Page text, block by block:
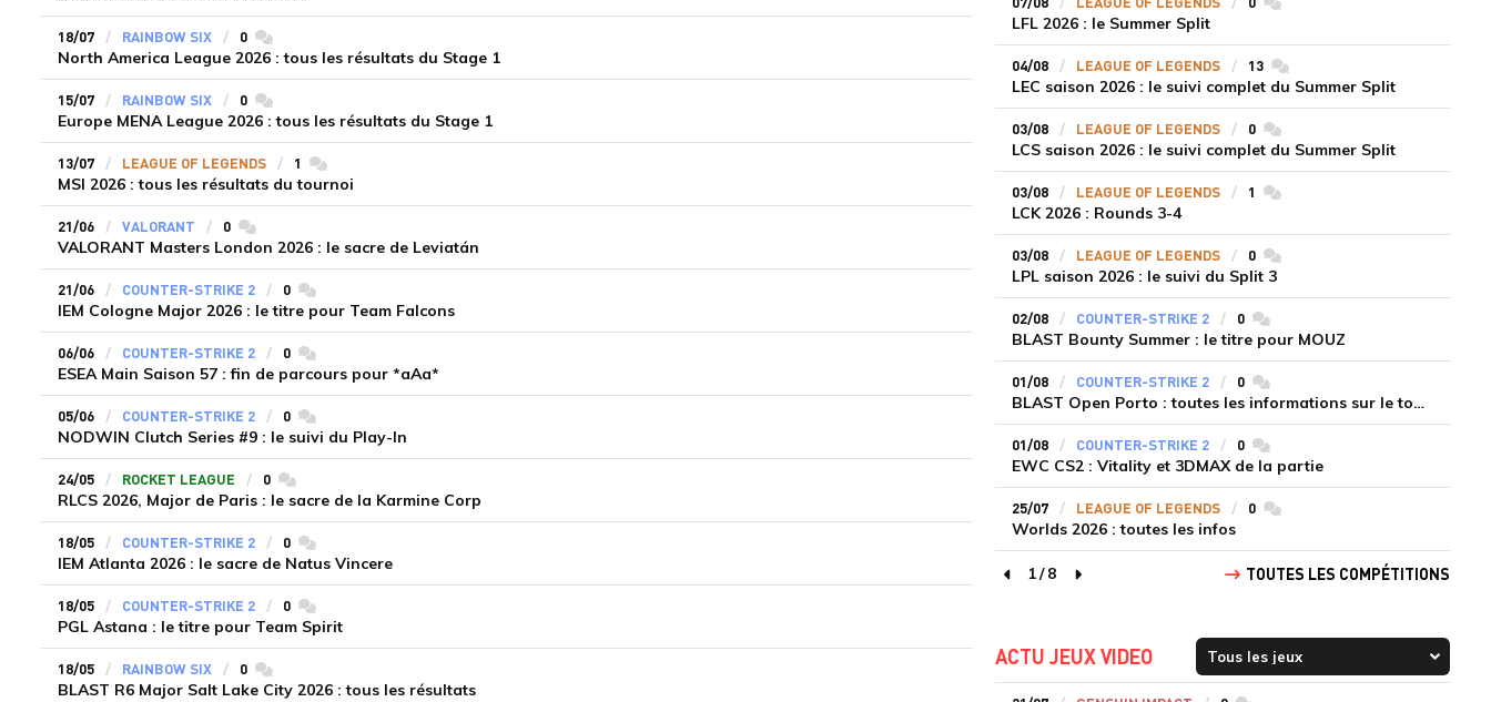
18/07 RAINBOW SIX 0 commentaires
North America League 2026 : tous les résultats du Stage 1
15/07 RAINBOW SIX 0 commentaires
Europe MENA League 2026 : tous les résultats du Stage 1
13/07 LEAGUE OF LEGENDS 1 commentaires
MSI 2026 : tous les résultats du tournoi
21/06 VALORANT 0 commentaires
VALORANT Masters London 2026 : le sacre de Leviatán
21/06 COUNTER-STRIKE 2 0 commentaires
IEM Cologne Major 2026 : le titre pour Team Falcons
06/06 COUNTER-STRIKE 2 0 commentaires
ESEA Main Saison 57 : fin de parcours pour *aAa*
05/06 COUNTER-STRIKE 2 0 commentaires
NODWIN Clutch Series #9 : le suivi du Play-In
24/05 ROCKET LEAGUE 0 commentaires
RLCS 2026, Major de Paris : le sacre de la Karmine Corp
18/05 COUNTER-STRIKE 2 0 commentaires
IEM Atlanta 2026 : le sacre de Natus Vincere
18/05 COUNTER-STRIKE 2 0 commentaires
PGL Astana : le titre pour Team Spirit
18/05 RAINBOW SIX 0 commentaires
BLAST R6 Major Salt Lake City 2026 : tous les résultats
LFL 2026 : le Summer Split
04/08 LEAGUE OF LEGENDS 13commentaires
LEC saison 2026 : le suivi complet du Summer Split
03/08 LEAGUE OF LEGENDS 0commentaires
LCS saison 2026 : le suivi complet du Summer Split
03/08 LEAGUE OF LEGENDS 1 commentaires
LCK 2026 : Rounds 3-4
03/08 LEAGUE OF LEGENDS 0commentaires
LPL saison 2026 : le suivi du Split 3
02/08 COUNTER-STRIKE 2 0commentaires
BLAST Bounty Summer : le titre pour MOUZ
01/08 COUNTER-STRIKE 2 0commentaires
BLAST Open Porto : toutes les informations sur le tournoi
01/08 COUNTER-STRIKE 2 0commentaires
EWC CS2 : Vitality et 3DMAX de la partie
25/07 LEAGUE OF LEGENDS 0commentaires
Worlds 2026 : toutes les infos
page précédente
1/8
page suivante
TOUTES LES COMPÉTITIONS
ACTU JEUX VIDEO